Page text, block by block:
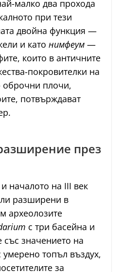
малко два прохода
при тези
двойна функция —
и като нимфеум —
които в античните
покровителки на
оброчни плочи,
потвърждават
през
началото на III век
разширени в
археолозите
с три басейна и
значението на
топъл въздух,
за